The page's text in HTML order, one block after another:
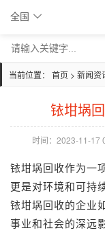
全国
当前位置： 首页 > 新闻资
铱坩埚
时间：2023-11-17
铱坩埚回收作为一
更是对环境和可持
铱坩埚回收的企业
事业和社会的深远